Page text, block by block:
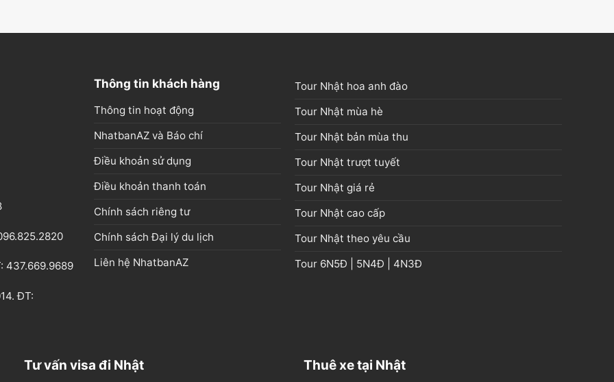
437.669.9689
ĐT:
Thông tin khách hàng
Thông tin hoạt động
NhatbanAZ và Báo chí
Điều khoản sử dụng
Điều khoản thanh toán
Chính sách riêng tư
Chính sách Đại lý du lịch
Liên hệ NhatbanAZ
Tour Nhật hoa anh đào
Tour Nhật mùa hè
Tour Nhật bản mùa thu
Tour Nhật trượt tuyết
Tour Nhật giá rẻ
Tour Nhật cao cấp
Tour Nhật theo yêu cầu
Tour 6N5Đ 5N4Đ 4N3Đ
Tư vấn visa đi Nhật Thuê xe tại Nhật